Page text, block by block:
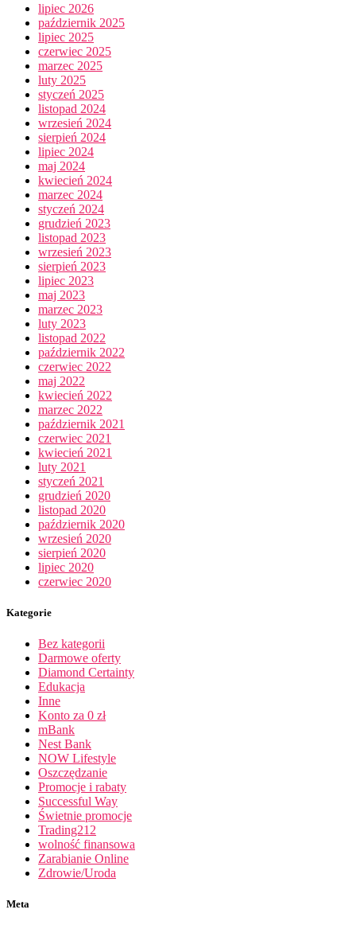
lipiec 2026
październik 2025
lipiec 2025
czerwiec 2025
marzec 2025
luty 2025
styczeń 2025
listopad 2024
wrzesień 2024
sierpień 2024
lipiec 2024
maj 2024
kwiecień 2024
marzec 2024
styczeń 2024
grudzień 2023
listopad 2023
wrzesień 2023
sierpień 2023
lipiec 2023
maj 2023
marzec 2023
luty 2023
listopad 2022
październik 2022
czerwiec 2022
maj 2022
kwiecień 2022
marzec 2022
październik 2021
czerwiec 2021
kwiecień 2021
luty 2021
styczeń 2021
grudzień 2020
listopad 2020
październik 2020
wrzesień 2020
sierpień 2020
lipiec 2020
czerwiec 2020
Kategorie
Bez kategorii
Darmowe oferty
Diamond Certainty
Edukacja
Inne
Konto za 0 zł
mBank
Nest Bank
NOW Lifestyle
Oszczędzanie
Promocje i rabaty
Successful Way
Świetnie promocje
Trading212
wolność finansowa
Zarabianie Online
Zdrowie/Uroda
Meta